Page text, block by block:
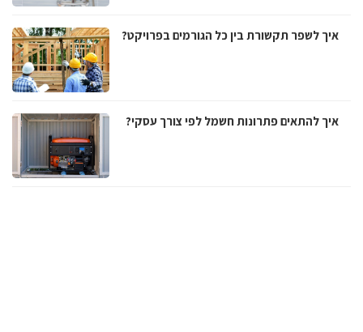
איך לשפר תקשורת בין כל הגורמים בפרויקט?
איך להתאים פתרונות חשמל לפי צורך עסקי?